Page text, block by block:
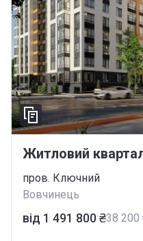
Житловий
пров. Ключний
Вовчинець
від ‍1 491 800 ₴‍38 200